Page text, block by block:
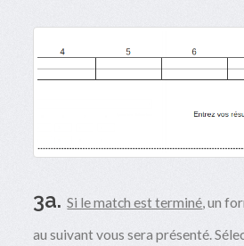
3a.Si le match est terminé, un
au suivant vous sera présenté.